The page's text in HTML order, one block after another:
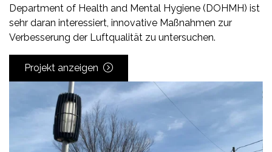
Department of Health and Mental Hygiene (DOHMH) ist
sehr daran interessiert, innovative Maßnahmen zur
Verbesserung der Luftqualität zu untersuchen.
Projekt anzeigen